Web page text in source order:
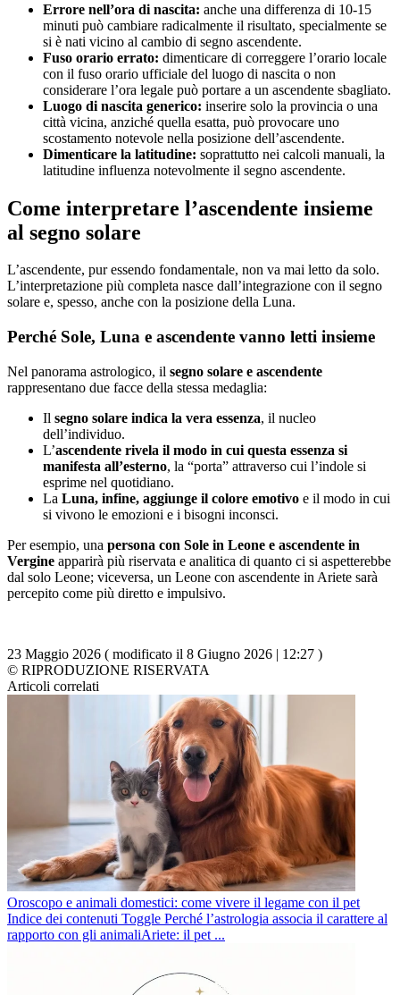
Errore nell’ora di nascita: anche una differenza di 10-15
minuti può cambiare radicalmente il risultato, specialmente se
si è nati vicino al cambio di segno ascendente.
Fuso orario errato: dimenticare di correggere l’orario locale
con il fuso orario ufficiale del luogo di nascita o non
considerare l’ora legale può portare a un ascendente sbagliato.
Luogo di nascita generico: inserire solo la provincia o una
città vicina, anziché quella esatta, può provocare uno
scostamento notevole nella posizione dell’ascendente.
Dimenticare la latitudine: soprattutto nei calcoli manuali, la
latitudine influenza notevolmente il segno ascendente.
Come interpretare l’ascendente insieme
al segno solare
L’ascendente, pur essendo fondamentale, non va mai letto da solo.
L’interpretazione più completa nasce dall’integrazione con il segno
solare e, spesso, anche con la posizione della Luna.
Perché Sole, Luna e ascendente vanno letti insieme
Nel panorama astrologico, il segno solare e ascendente
rappresentano due facce della stessa medaglia:
Il segno solare indica la vera essenza, il nucleo
dell’individuo.
L’ascendente rivela il modo in cui questa essenza si
manifesta all’esterno, la “porta” attraverso cui l’indole si
esprime nel quotidiano.
La Luna, infine, aggiunge il colore emotivo e il modo in cui
si vivono le emozioni e i bisogni inconsci.
Per esempio, una persona con Sole in Leone e ascendente in
Vergine apparirà più riservata e analitica di quanto ci si aspetterebbe
dal solo Leone; viceversa, un Leone con ascendente in Ariete sarà
percepito come più diretto e impulsivo.
23 Maggio 2026 ( modificato il 8 Giugno 2026 | 12:27 )
© RIPRODUZIONE RISERVATA
Articoli correlati
Oroscopo e animali domestici: come vivere il legame con il pet
Indice dei contenuti Toggle Perché l’astrologia associa il carattere al
rapporto con gli animaliAriete: il pet ...